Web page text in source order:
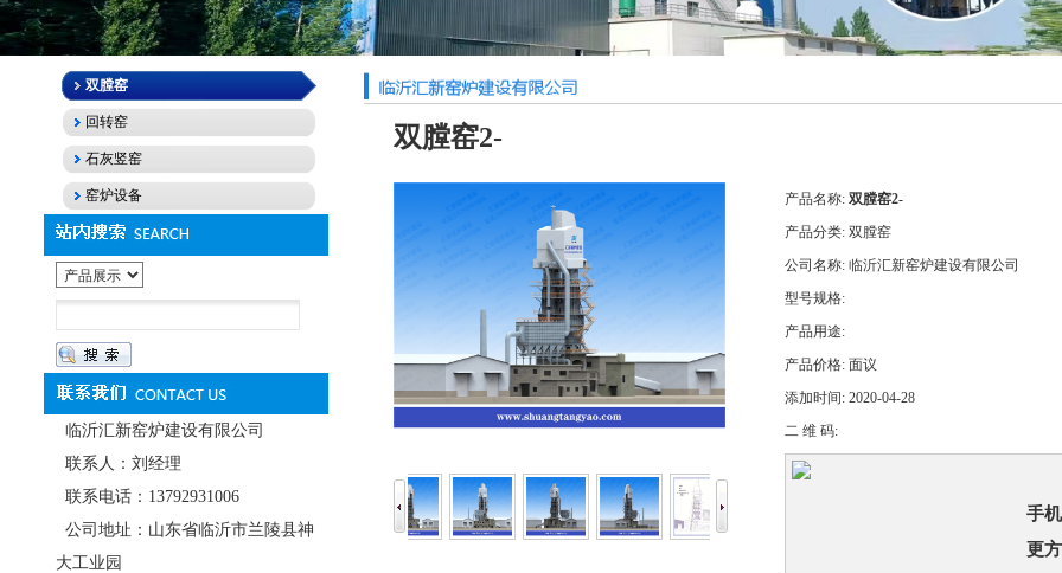
双膛窑2-
产品名称: 双膛窑2-
产品分类: 双膛窑
公司名称: 临沂汇新窑炉建设有限公司
型号规格:
产品用途:
产品价格: 面议
添加时间: 2020-04-28
二 维 码:
手
更
双膛窑
回转窑
石灰竖窑
窑炉设备
临沂汇新窑炉建设有限公司
联系人：刘经理
联系电话：13792931006
公司地址：山东省临沂市兰陵县神
大工业园